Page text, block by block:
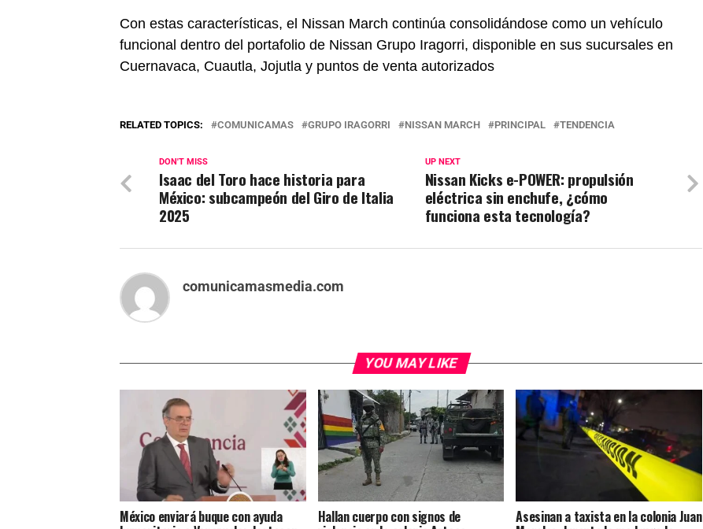
Con estas características, el Nissan March continúa consolidándose como un vehículo
funcional dentro del portafolio de Nissan Grupo Iragorri, disponible en sus sucursales en
Cuernavaca, Cuautla, Jojutla y puntos de venta autorizados
RELATED TOPICS: COMUNICAMAS GRUPO IRAGORRI NISSAN MARCH PRINCIPAL TENDENCIA
UP NEXT
Nissan Kicks e-POWER: propulsión
eléctrica sin enchufe, ¿cómo
funciona esta tecnología?
DON'T MISS
Isaac del Toro hace historia para
México: subcampeón del Giro de Italia
2025
comunicamasmedia.com
YOU MAY LIKE
México enviará buque con ayuda Hallan cuerpo con signos de Asesinan a taxista en la colonia Juan